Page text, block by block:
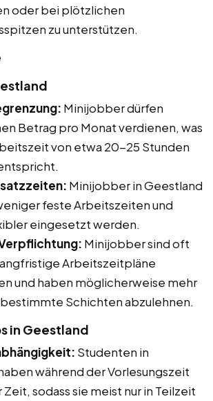
oder bei plötzlichen
zu unterstützen.
Minijobber dürfen
Betrag pro Monat verdienen, was
von etwa 20-25 Stunden
Minijobber in Geestland
feste Arbeitszeiten und
eingesetzt werden.
Minijobber sind oft
Arbeitszeitpläne
und haben möglicherweise mehr
Schichten abzulehnen.
in Geestland
Studenten in
während der Vorlesungszeit
sodass sie meist nur in Teilzeit